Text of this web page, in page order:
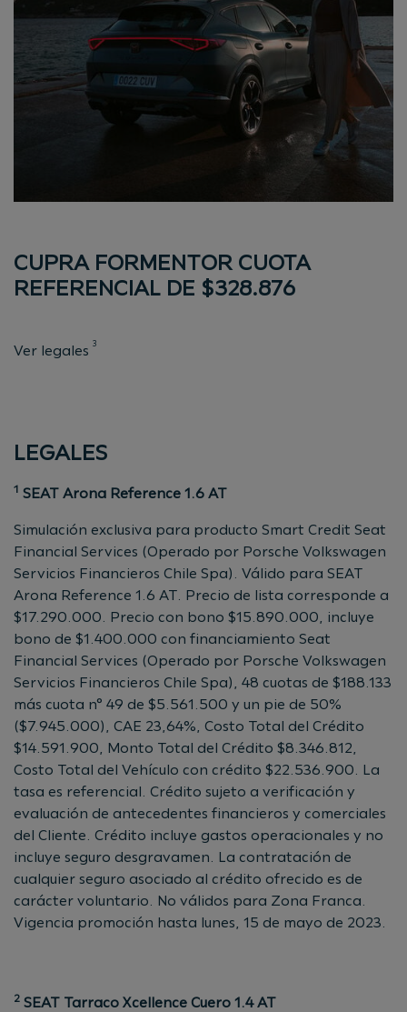
CUPRA FORMENTOR CUOTA
REFERENCIAL DE $328.876
Ver legales 3
LEGALES
1 SEAT Arona Reference 1.6 AT
Simulación exclusiva para producto Smart Credit Seat
Financial Services (Operado por Porsche Volkswagen
Servicios Financieros Chile Spa). Válido para SEAT
Arona Reference 1.6 AT. Precio de lista corresponde a
$17.290.000. Precio con bono $15.890.000, incluye
bono de $1.400.000 con financiamiento Seat
Financial Services (Operado por Porsche Volkswagen
Servicios Financieros Chile Spa), 48 cuotas de $188.133
más cuota n° 49 de $5.561.500 y un pie de 50%
($7.945.000), CAE 23,64%, Costo Total del Crédito
$14.591.900, Monto Total del Crédito $8.346.812,
Costo Total del Vehículo con crédito $22.536.900. La
tasa es referencial. Crédito sujeto a verificación y
evaluación de antecedentes financieros y comerciales
del Cliente. Crédito incluye gastos operacionales y no
incluye seguro desgravamen. La contratación de
cualquier seguro asociado al crédito ofrecido es de
carácter voluntario. No válidos para Zona Franca.
Vigencia promoción hasta lunes, 15 de mayo de 2023.
2 SEAT Tarraco Xcellence Cuero 1.4 AT